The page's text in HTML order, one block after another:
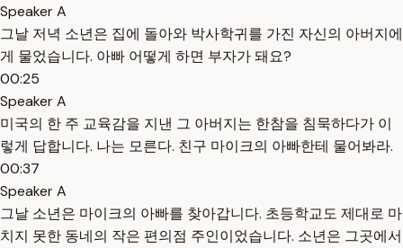
Speaker A
그날 저녁 소년은 집에 돌아와 박사학귀를 가진 자신의 아버지에
게 물었습니다. 아빠 어떻게 하면 부자가 돼요?
00:25
Speaker A
미국의 한 주 교육감을 지낸 그 아버지는 한참을 침묵하다가 이
렇게 답합니다. 나는 모른다. 친구 마이크의 아빠한테 물어봐라.
00:37
Speaker A
그날 소년은 마이크의 아빠를 찾아갑니다. 초등학교도 제대로 마
치지 못한 동네의 작은 편의점 주인이었습니다. 소년은 그곳에서